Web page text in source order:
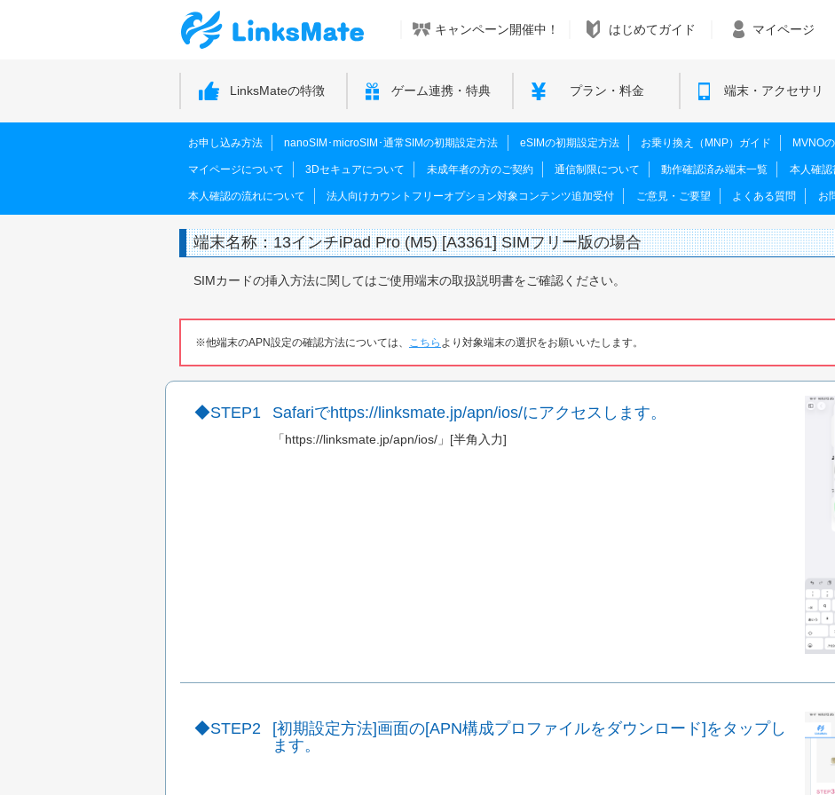
キャンペーン開催中！ はじめてガイド マイページ
LinksMateの特徴 ゲーム連携・特典 プラン・料金 端末・アクセサリ
お申し込み方法 nanoSIM･microSIM･通常SIMの初期設定方法 eSIMの初期設定方法 お乗り換え（MNP）ガイド MVNO
マイページについて 3Dセキュアについて 未成年者の方のご契約 通信制限について 動作確認済み端末一覧 本人確認
本人確認の流れについて 法人向けカウントフリーオプション対象コンテンツ追加受付 ご意見・ご要望 よくある質問 お
端末名称：13インチiPad Pro (M5) [A3361] SIMフリー版の場合
SIMカードの挿入方法に関してはご使用端末の取扱説明書をご確認ください。
他端末のAPN設定の確認方法については、 こちら より対象端末の選択をお願いいたします。
STEP1 Safariでhttps://linksmate.jp/apn/ios/にアクセスします。
「https://linksmate.jp/apn/ios/」[半角入力]
STEP2
[初期設定方法]画面の[APN構成プロファイルをダウンロード]をタップし
ます。